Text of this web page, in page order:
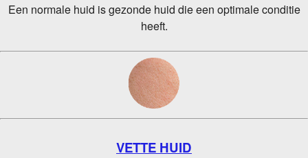
Een normale huid is gezonde huid die een optimale conditie
heeft.
VETTE HUID